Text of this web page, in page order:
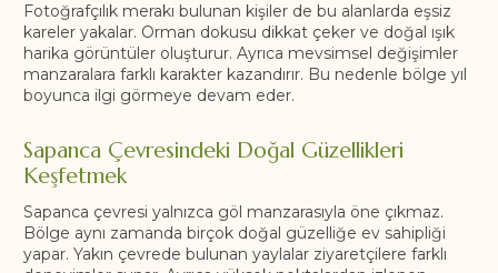
Fotoğrafçılık merakı bulunan kişiler de bu alanlarda eşsiz
kareler yakalar. Orman dokusu dikkat çeker ve doğal ışık
harika görüntüler oluşturur. Ayrıca mevsimsel değişimler
manzaralara farklı karakter kazandırır. Bu nedenle bölge yıl
boyunca ilgi görmeye devam eder.
Sapanca Çevresindeki Doğal Güzellikleri
Keşfetmek
Sapanca çevresi yalnızca göl manzarasıyla öne çıkmaz.
Bölge aynı zamanda birçok doğal güzelliğe ev sahipliği
yapar. Yakın çevrede bulunan yaylalar ziyaretçilere farklı